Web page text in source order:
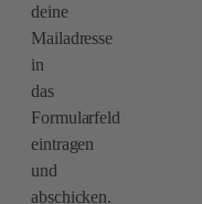
deine
Mailadresse
in
das
Formularfeld
eintragen
und
abschicken.